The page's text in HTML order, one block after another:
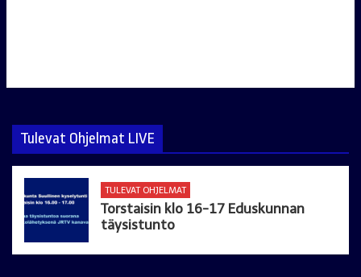
Tulevat Ohjelmat LIVE
TULEVAT OHJELMAT
Torstaisin klo 16-17 Eduskunnan
täysistunto